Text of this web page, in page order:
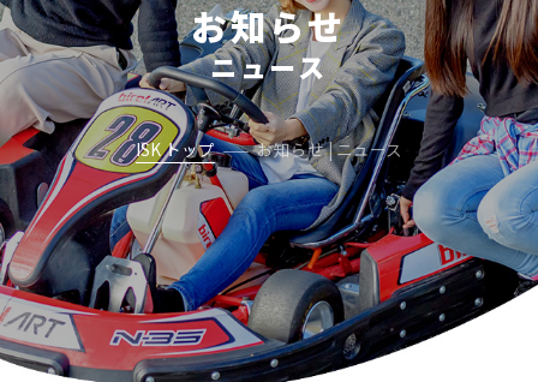
お知らせ
ニュース
ISK トップ お知らせ | ニュース